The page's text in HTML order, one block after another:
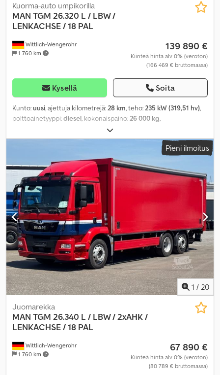
Wittlich-Wengerohr
1 760 km
Kuorma-auto umpikorilla
MAN TGM 26.320 L / LBW /
LENKACHSE / 18 PAL
139 890 €
Kiinteä hinta alv 0% (veroton)
(166 469 € bruttomassa)
Kysellä Soita
Kunto:uusi, ajettuja kilometrejä:28 km, teho:235 kW (319,51 hv),
polttoainetyyppi:diesel, kokonaispaino:26 000 kg,
, vaihteistotyyppi:
kuormatilan pituus:7 350 mm, lastitilan leveys:2 470 mm,
ABS, ilmastointi,
navigointijärjestelmä, takalaitanostin,
Pieni ilmoitus
1 / 20
Wittlich-Wengerohr
1 760 km
Juomarekka
MAN TGM 26.340 L / LBW / 2xAHK /
LENKACHSE / 18 PAL
67 890 €
Kiinteä hinta alv 0% (veroton)
(80 789 € bruttomassa)